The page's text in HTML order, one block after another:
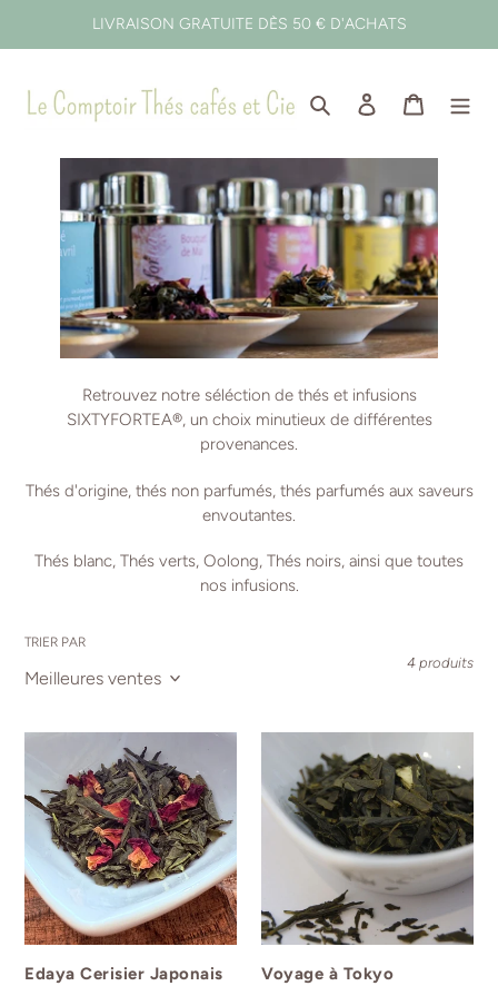
LIVRAISON GRATUITE DÈS 50 € D'ACHATS
RechercherSe connecter
Panier
Retrouvez notre séléction de thés et infusions
SIXTYFORTEA®, un choix minutieux de différentes
provenances.
Thés d'origine, thés non parfumés, thés parfumés aux saveurs
envoutantes.
Thés blanc, Thés verts, Oolong, Thés noirs, ainsi que toutes
nos infusions.
TRIER PAR
4 produits
Cerisier
Japonais
Edaya Cerisier Japonais
Tokyo
Voyage à Tokyo